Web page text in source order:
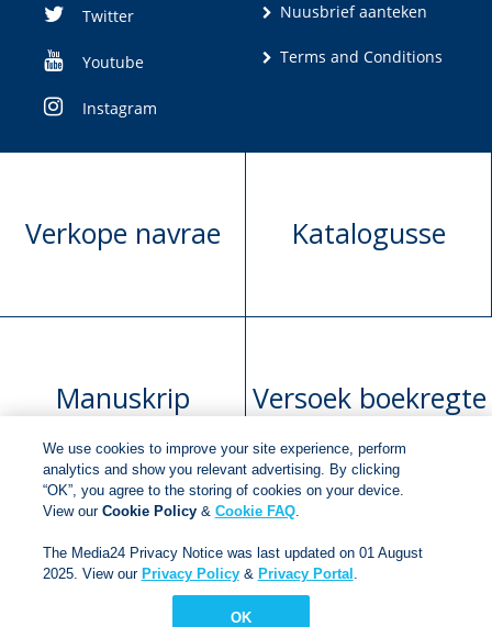
Twitter
Youtube
Instagram
Nuusbrief aanteken
Terms and Conditions
Verkope navrae Katalogusse
Manuskrip
voorlegging
Versoek boekregte
Copyright © 2018Jonathan Ball Publishers
Developed By:Netgen Custom Software
We use cookies to improve your site experience, perform
analytics and show you relevant advertising. By clicking
“OK”, you agree to the storing of cookies on your device.
View our Cookie Policy& Cookie FAQ.
The Media24 Privacy Notice was last updated on 01 August
2025. View our Privacy Policy& Privacy Portal .
OK